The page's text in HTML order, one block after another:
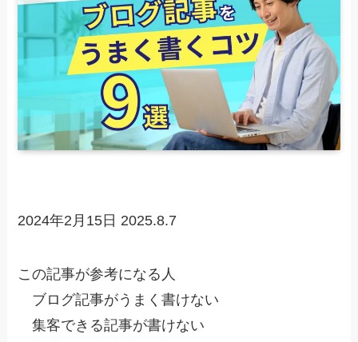
2024年2月15日 2025.8.7
この記事が参考になる人
ブログ記事がうまく書けない
集客できる記事が書けない